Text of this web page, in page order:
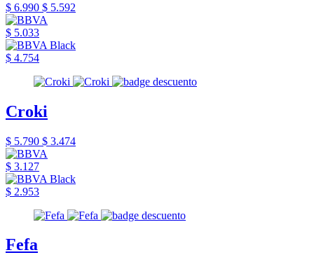
$ 6.990 $ 5.592
$ 5.033
$ 4.754
Croki
$ 5.790 $ 3.474
$ 3.127
$ 2.953
Fefa